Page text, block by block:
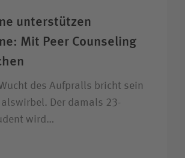
unter­stützen
Mit Peer Counseling
des Aufpralls bricht sein
Der damals 23-
wird…